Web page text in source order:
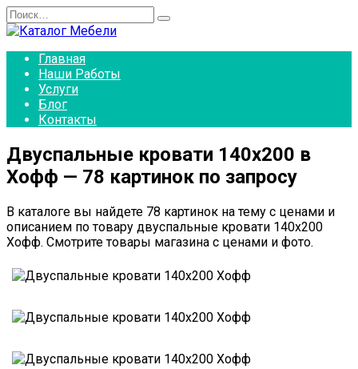
Перейти
к
Search
for:
Главная
Наши Работы
Услуги
Блог
Контакты
Двуспальные кровати 140х200 в
Хофф — 78 картинок по запросу
В каталоге вы найдете 78 картинок на тему с ценами и
описанием по товару двуспальные кровати 140х200
Хофф. Смотрите товары магазина с ценами и фото.